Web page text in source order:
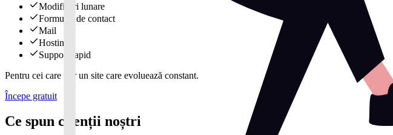
Modificări lunare
Formular de contact
Mail
Hosting
Support rapid
Pentru cei care vor un site care evoluează constant.
Începe gratuit
Ce spun clienții noștri